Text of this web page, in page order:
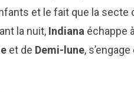
et le fait que la secte
la nuit, Indiana échappe
et de Demi-lune,